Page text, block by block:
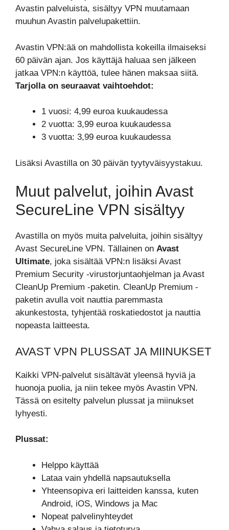
Avastin palveluista, sisältyy VPN muutamaan
muuhun Avastin palvelupakettiin.
Avastin VPN:ää on mahdollista kokeilla ilmaiseksi
60 päivän ajan. Jos käyttäjä haluaa sen jälkeen
jatkaa VPN:n käyttöä, tulee hänen maksaa siitä.
Tarjolla on seuraavat vaihtoehdot:
1 vuosi: 4,99 euroa kuukaudessa
2 vuotta: 3,99 euroa kuukaudessa
3 vuotta: 3,99 euroa kuukaudessa
Lisäksi Avastilla on 30 päivän tyytyväisyystakuu.
Muut palvelut, joihin Avast
SecureLine VPN sisältyy
Avastilla on myös muita palveluita, joihin sisältyy
Avast SecureLine VPN. Tällainen on Avast
Ultimate, joka sisältää VPN:n lisäksi Avast
Premium Security -virustorjuntaohjelman ja Avast
CleanUp Premium -paketin. CleanUp Premium -
paketin avulla voit nauttia paremmasta
akunkestosta, tyhjentää roskatiedostot ja nauttia
nopeasta laitteesta.
AVAST VPN PLUSSAT JA MIINUKSET
Kaikki VPN-palvelut sisältävät yleensä hyviä ja
huonoja puolia, ja niin tekee myös Avastin VPN.
Tässä on esitelty palvelun plussat ja miinukset
lyhyesti.
Plussat:
Helppo käyttää
Lataa vain yhdellä napsautuksella
Yhteensopiva eri laitteiden kanssa, kuten
Android, iOS, Windows ja Mac
Nopeat palvelinyhteydet